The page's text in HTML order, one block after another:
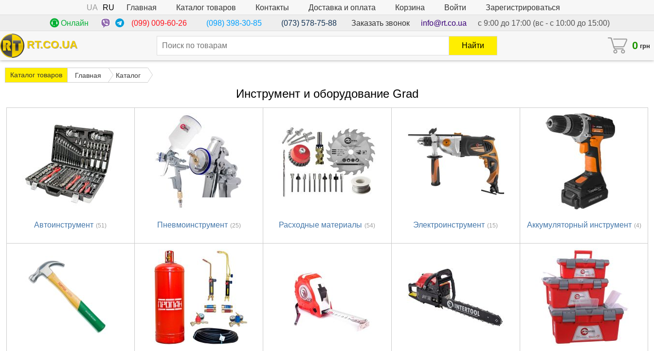
UA RU Главная Каталог товаров Контакты Доставка и оплата Корзина Войти
Зарегистрироваться
Онлайн
(099) 009-60-26 (098) 398-30-85 (073) 578-75-88 Заказать звонок info@rt.co.ua с 9:00 до 17:00 (вс - с 10:00 до 15:00)
RT.CO.UA 0 грн
Найти
Каталог товаров Главная Каталог
Инструмент и оборудование Grad
Автоинструмент (51) Пневмоинструмент (25) Расходные материалы (54) Электроинструмент (15) Аккумуляторный инструмент (4)